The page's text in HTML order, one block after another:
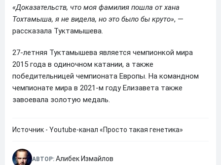
«Доказательств, что моя фамилия пошла от хана
Тохтамыша, я не видела, но это было бы круто», —
рассказала Туктамышева.
27-летняя Туктамышева является чемпионкой мира
2015 года в одиночном катании, а также
победительницей чемпионата Европы. На командном
чемпионате мира в 2021-м году Елизавета также
завоевала золотую медаль.
Источник - Youtube-канал «Просто такая генетика»
АВТОР: Алибек Измайлов